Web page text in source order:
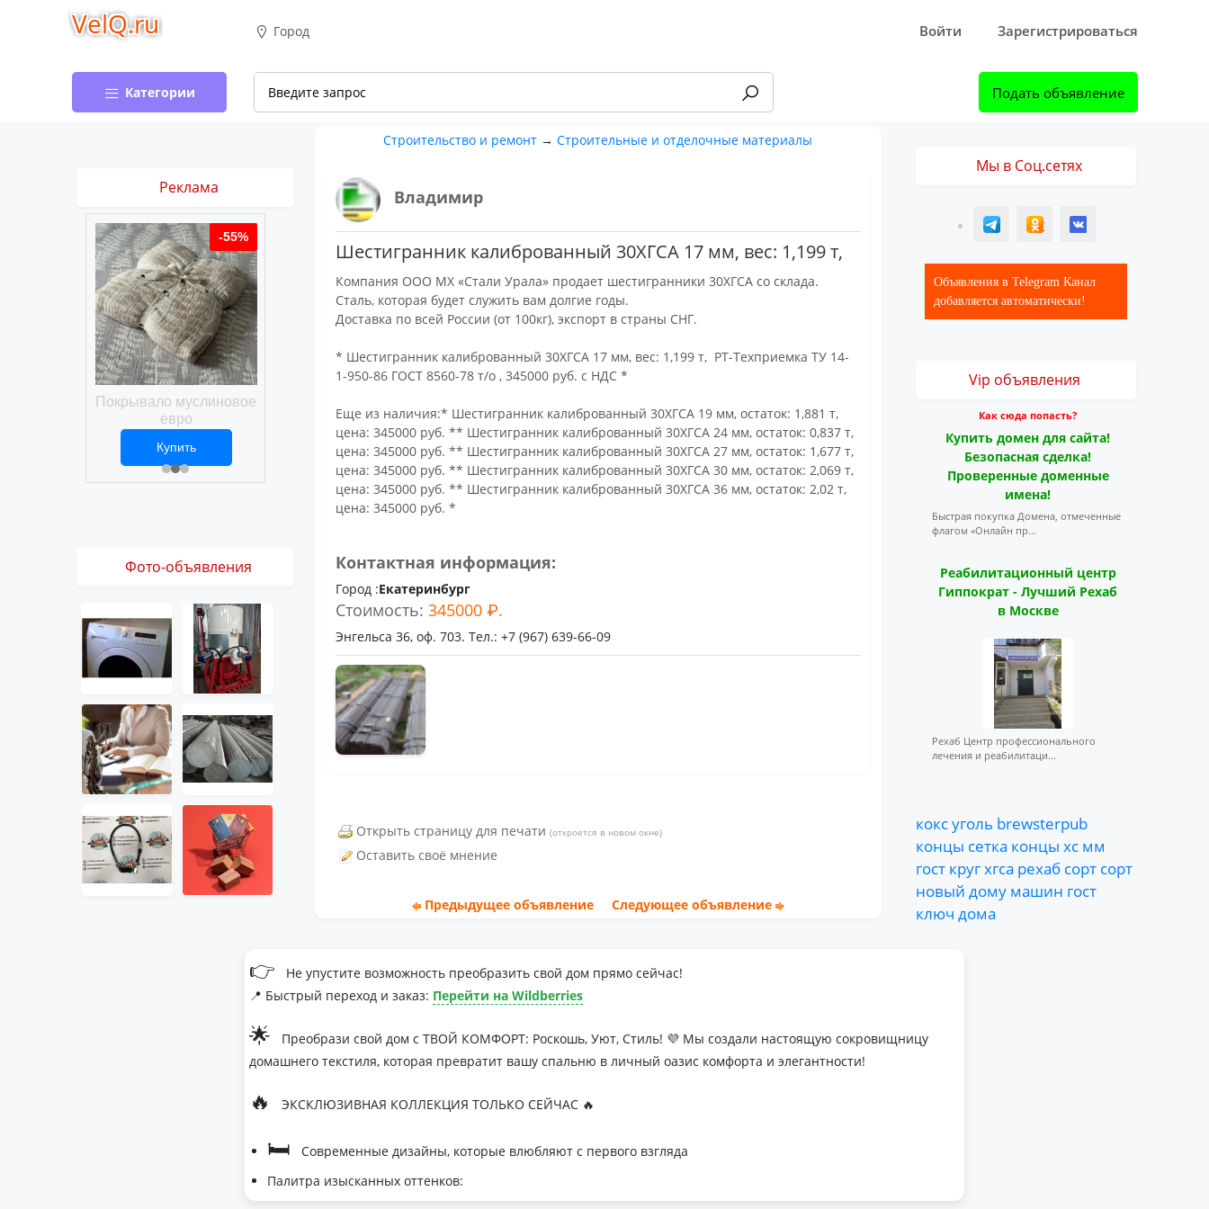
VelQ.ru Город Войти Зарегистрироваться
Категории Подать объявление
Строительство и ремонт →Строительные и отделочные материалы
Владимир
Шестигранник калиброванный 30ХГСА 17 мм, вес: 1,199 т,
Компания ООО МХ «Стали Урала» продает шестигранники 30ХГСА со склада.
Сталь, которая будет служить вам долгие годы.
Доставка по всей России (от 100кг), экспорт в страны СНГ.
* Шестигранник калиброванный 30ХГСА 17 мм, вес: 1,199 т, РТ-Техприемка ТУ 14-
1-950-86 ГОСТ 8560-78 т/о , 345000 руб. с НДС *
Еще из наличия:* Шестигранник калиброванный 30ХГСА 19 мм, остаток: 1,881 т,
цена: 345000 руб. ** Шестигранник калиброванный 30ХГСА 24 мм, остаток: 0,837 т,
цена: 345000 руб. ** Шестигранник калиброванный 30ХГСА 27 мм, остаток: 1,677 т,
цена: 345000 руб. ** Шестигранник калиброванный 30ХГСА 30 мм, остаток: 2,069 т,
цена: 345000 руб. ** Шестигранник калиброванный 30ХГСА 36 мм, остаток: 2,02 т,
цена: 345000 руб. *
Контактная информация:
Город :Екатеринбург
Стоимость:345000 ₽.
Энгельса 36, оф. 703. Тел.: +7 (967) 639-66-09
Открыть страницу для печати (откроется в новом окне)
Оставить своё мнение
Предыдущее объявление Следующее объявление
Реклама
-55%
Покрывало муслиновое
евро
2 469 ₽
Купить
-55%
Покрывало вафельное
3 061 ₽
Купить
Фото-объявления
Мы в Соц.сетях
T ОК ВК
Объявления в Telegram Канал
добавляется автоматически!
Vip объявления
Как сюда попасть?
Купить домен для сайта!
Безопасная сделка!
Проверенные доменные
имена!
Быстрая покупка Домена, отмеченные
флагом «Онлайн пр...
Реабилитационный центр
Гиппократ - Лучший Рехаб
в Москве
Рехаб Центр профессионального
лечения и реабилитаци...
коксуголь brewsterpub
концы сетка концы хс мм
гост кругхгса рехаб сорт сорт
новый дому машин гост
ключ дома
👉
Не упустите возможность преобразить свой дом прямо сейчас!
📍 Быстрый переход и заказ: Перейти на Wildberries
🌟
Преобрази свой дом с ТВОЙ КОМФОРТ: Роскошь, Уют, Стиль! 💜 Мы создали настоящую сокровищницу
домашнего текстиля, которая превратит вашу спальню в личный оазис комфорта и элегантности!
🔥 ЭКСКЛЮЗИВНАЯ КОЛЛЕКЦИЯ ТОЛЬКО СЕЙЧАС 🔥
🛏
Современные дизайны, которые влюбляют с первого взгляда
Палитра изысканных оттенков: